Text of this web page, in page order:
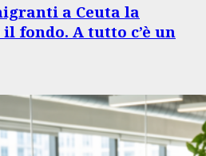
a Ceuta la
fondo. A tutto c’è un